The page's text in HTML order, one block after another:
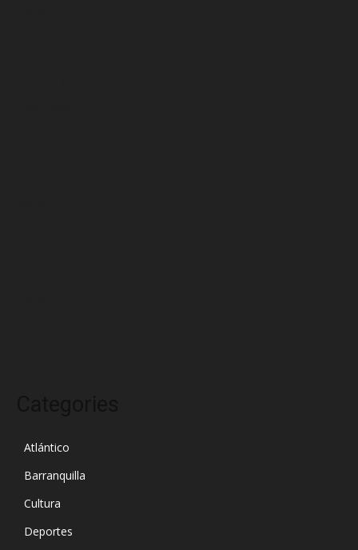
Atlántico
Barranquilla
Cultura
Deportes